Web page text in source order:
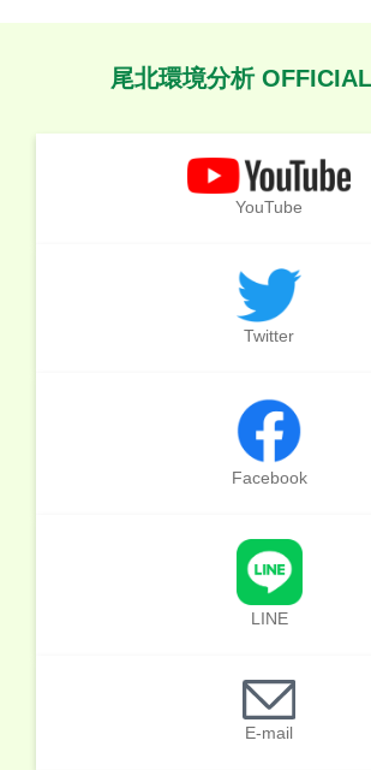
尾北環境分析
YouTube
Twitter
Facebook
LINE
E-mail